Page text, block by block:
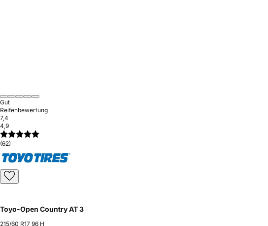
Gut
Reifenbewertung
7,4
4,9
(62)
Toyo-Open Country AT 3
215/60 R17 96 H